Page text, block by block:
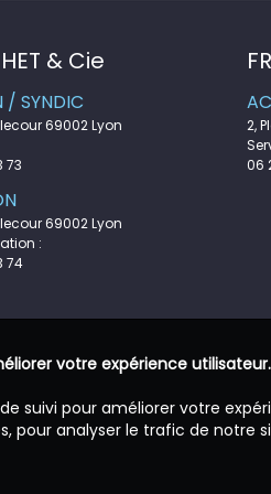
& Cie
/ SYNDIC
69002 Lyon
73
69002 Lyon
:
74
2,
06
votre expérience utilisateur.
suivi pour améliorer votre
pour analyser le trafic de notre